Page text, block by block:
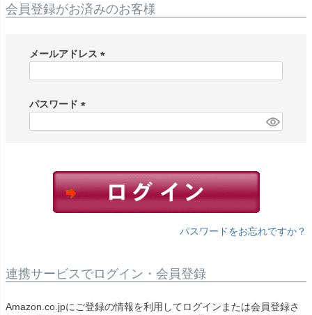
会員登録がお済みのお客様
メールアドレス
)
パスワード
パスワードをお忘れですか？
連携サービスでログイン・会員登録
Amazon.co.jpにご登録の情報を利用してログインまたは会員登録さ